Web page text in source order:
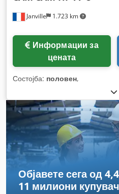
Janville 1.723 km
цената
Состојба: половен,
Објавете сега од
11 милиони